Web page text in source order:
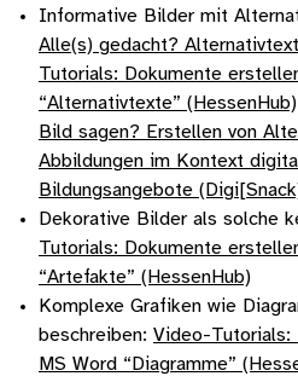
Informative Bilder mit
Alle(s) gedacht?
Tutorials: Dokumente
“Alternativtexte” (HessenHub)
Bild sagen? Erstellen von
Abbildungen im Kontext
Bildungsangebote
Dekorative Bilder als solche
Tutorials: Dokumente
“Artefakte” (HessenHub)
Komplexe Grafiken wie
beschreiben: Video-Tutorials:
MS Word “Diagramme”